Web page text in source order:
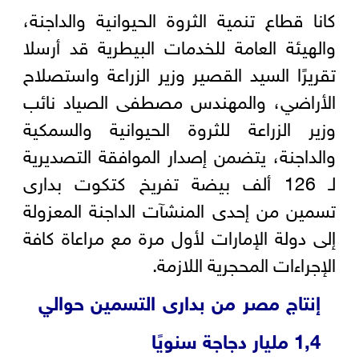
كانا قطاع تنمية الثروة الحيوانية والداجنة،
والهيئة العامة للخدمات البيطرية قد أرسلا
تقريرًا السيد القصير وزير الزراعة واستصلاح
الأراضي، والمهندس مصطفى الصياد نائب
وزير الزراعة للثروة الحيوانية والسمكية
والداجنة، يتضمن إصدار الموافقة التصديرية
لـ 126 ألف بيضة تفريخ كتكوت بدارى
تسمين من إحدى المنشآت الداجنة المعزولة
إلى دولة الإمارات لأول مرة مع مراعاة كافة
الإجراءات المحجرية اللازمة.
إنتاج مصر من بدارى التسمين حوالي
1,4 مليار دجاجة سنويًا